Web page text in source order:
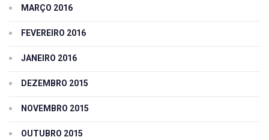
MARÇO 2016
FEVEREIRO 2016
JANEIRO 2016
DEZEMBRO 2015
NOVEMBRO 2015
OUTUBRO 2015